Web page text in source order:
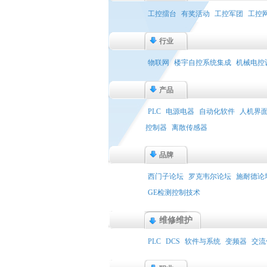
工控擂台 有奖活动 工控军团 工控
行业
物联网 楼宇自控系统集成 机械电控
产品
PLC 电源电器 自动化软件
人机界
控制器 离散传感器
品牌
西门子论坛 罗克韦尔论坛 施耐德论
GE检测控制技术
维修维护
PLC DCS 软件与系统 变频器 交